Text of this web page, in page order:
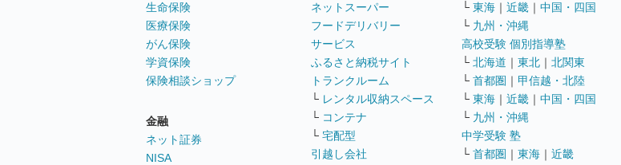
生命保険
医療保険
がん保険
学資保険
保険相談ショップ
金融
ネット証券
NISA
ネットスーパー
フードデリバリー
サービス
ふるさと納税サイト
トランクルーム
└ レンタル収納スペース
└ コンテナ
└ 宅配型
引越し会社
└ 東海 ｜ 近畿 ｜ 中国・四国
└ 九州・沖縄
高校受験 個別指導塾
└ 北海道 ｜ 東北 ｜ 北関東
└ 首都圏 ｜ 甲信越・北陸
└ 東海 ｜ 近畿 ｜ 中国・四国
└ 九州・沖縄
中学受験 塾
└ 首都圏 ｜ 東海 ｜ 近畿